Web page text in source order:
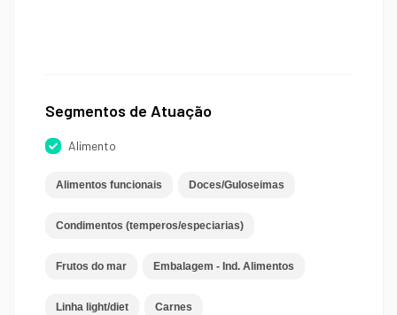
Segmentos de Atuação
Alimento
Alimentos funcionais Doces/Guloseimas
Condimentos (temperos/especiarias)
Frutos do mar Embalagem - Ind. Alimentos
Linha light/diet Carnes